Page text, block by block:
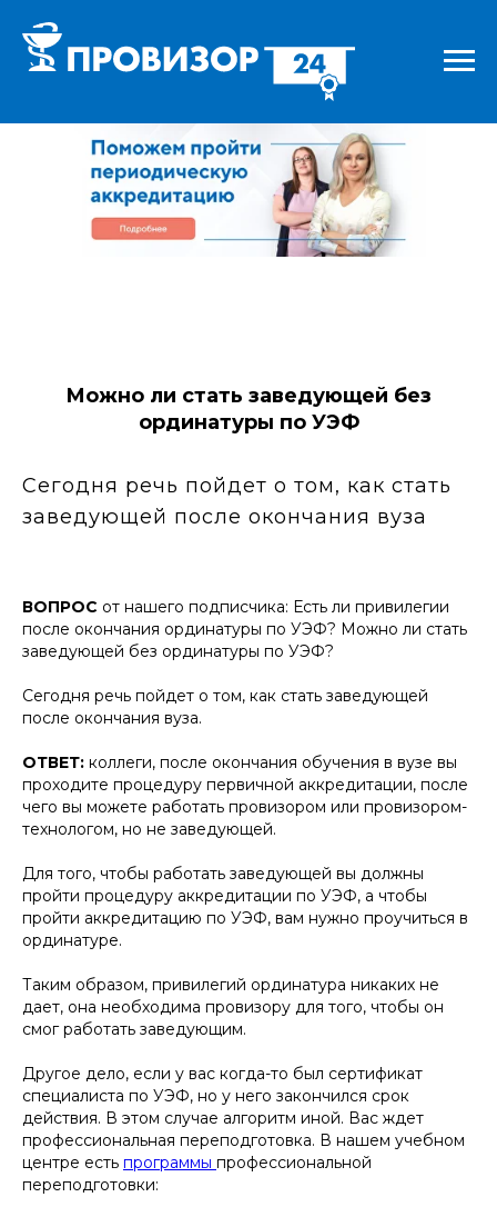
Можно ли стать заведующей без
ординатуры по УЭФ
Сегодня речь пойдет о том, как стать
заведующей после окончания вуза
ВОПРОС от нашего подписчика: Есть ли привилегии
после окончания ординатуры по УЭФ? Можно ли стать
заведующей без ординатуры по УЭФ?
Сегодня речь пойдет о том, как стать заведующей
после окончания вуза.
ОТВЕТ: коллеги, после окончания обучения в вузе вы
проходите процедуру первичной аккредитации, после
чего вы можете работать провизором или провизором-
технологом, но не заведующей.
Для того, чтобы работать заведующей вы должны
пройти процедуру аккредитации по УЭФ, а чтобы
пройти аккредитацию по УЭФ, вам нужно проучиться в
ординатуре.
Таким образом, привилегий ординатура никаких не
дает, она необходима провизору для того, чтобы он
смог работать заведующим.
Другое дело, если у вас когда-то был сертификат
специалиста по УЭФ, но у него закончился срок
действия. В этом случае алгоритм иной. Вас ждет
профессиональная переподготовка. В нашем учебном
центре есть программы профессиональной
переподготовки: